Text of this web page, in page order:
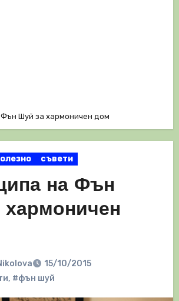
Шуй за хармоничен дом
съвети
на Фън
15/10/2015
, #фън шуй